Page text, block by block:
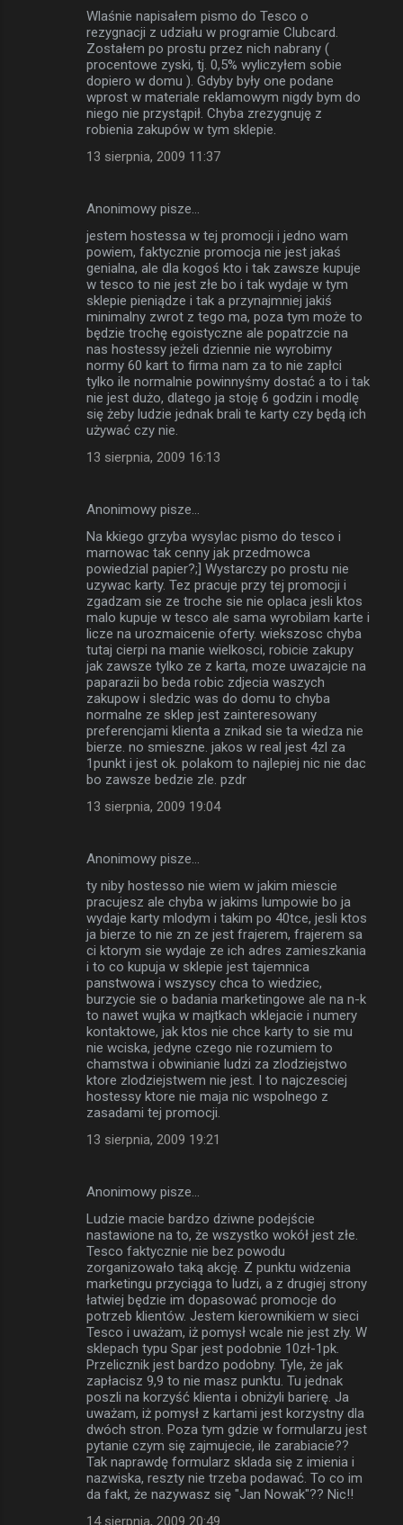
Wlaśnie napisałem pismo do Tesco o
rezygnacji z udziału w programie Clubcard.
Zostałem po prostu przez nich nabrany (
procentowe zyski, tj. 0,5% wyliczyłem sobie
dopiero w domu ). Gdyby były one podane
wprost w materiale reklamowym nigdy bym do
niego nie przystąpił. Chyba zrezygnuję z
robienia zakupów w tym sklepie.
13 sierpnia, 2009 11:37
Anonimowy pisze…
jestem hostessa w tej promocji i jedno wam
powiem, faktycznie promocja nie jest jakaś
genialna, ale dla kogoś kto i tak zawsze kupuje
w tesco to nie jest złe bo i tak wydaje w tym
sklepie pieniądze i tak a przynajmniej jakiś
minimalny zwrot z tego ma, poza tym może to
będzie trochę egoistyczne ale popatrzcie na
nas hostessy jeżeli dziennie nie wyrobimy
normy 60 kart to firma nam za to nie zapłci
tylko ile normalnie powinnyśmy dostać a to i tak
nie jest dużo, dlatego ja stoję 6 godzin i modlę
się żeby ludzie jednak brali te karty czy będą ich
używać czy nie.
13 sierpnia, 2009 16:13
Anonimowy pisze…
Na kkiego grzyba wysylac pismo do tesco i
marnowac tak cenny jak przedmowca
powiedzial papier?;] Wystarczy po prostu nie
uzywac karty. Tez pracuje przy tej promocji i
zgadzam sie ze troche sie nie oplaca jesli ktos
malo kupuje w tesco ale sama wyrobilam karte i
licze na urozmaicenie oferty. wiekszosc chyba
tutaj cierpi na manie wielkosci, robicie zakupy
jak zawsze tylko ze z karta, moze uwazajcie na
paparazii bo beda robic zdjecia waszych
zakupow i sledzic was do domu to chyba
normalne ze sklep jest zainteresowany
preferencjami klienta a znikad sie ta wiedza nie
bierze. no smieszne. jakos w real jest 4zl za
1punkt i jest ok. polakom to najlepiej nic nie dac
bo zawsze bedzie zle. pzdr
13 sierpnia, 2009 19:04
Anonimowy pisze…
ty niby hostesso nie wiem w jakim miescie
pracujesz ale chyba w jakims lumpowie bo ja
wydaje karty mlodym i takim po 40tce, jesli ktos
ja bierze to nie zn ze jest frajerem, frajerem sa
ci ktorym sie wydaje ze ich adres zamieszkania
i to co kupuja w sklepie jest tajemnica
panstwowa i wszyscy chca to wiedziec,
burzycie sie o badania marketingowe ale na n-k
to nawet wujka w majtkach wklejacie i numery
kontaktowe, jak ktos nie chce karty to sie mu
nie wciska, jedyne czego nie rozumiem to
chamstwa i obwinianie ludzi za zlodziejstwo
ktore zlodziejstwem nie jest. I to najczesciej
hostessy ktore nie maja nic wspolnego z
zasadami tej promocji.
13 sierpnia, 2009 19:21
Anonimowy pisze…
Ludzie macie bardzo dziwne podejście
nastawione na to, że wszystko wokół jest złe.
Tesco faktycznie nie bez powodu
zorganizowało taką akcję. Z punktu widzenia
marketingu przyciąga to ludzi, a z drugiej strony
łatwiej będzie im dopasować promocje do
potrzeb klientów. Jestem kierownikiem w sieci
Tesco i uważam, iż pomysł wcale nie jest zły. W
sklepach typu Spar jest podobnie 10zł-1pk.
Przelicznik jest bardzo podobny. Tyle, że jak
zapłacisz 9,9 to nie masz punktu. Tu jednak
poszli na korzyść klienta i obniżyli barierę. Ja
uważam, iż pomysł z kartami jest korzystny dla
dwóch stron. Poza tym gdzie w formularzu jest
pytanie czym się zajmujecie, ile zarabiacie??
Tak naprawdę formularz sklada się z imienia i
nazwiska, reszty nie trzeba podawać. To co im
da fakt, że nazywasz się "Jan Nowak"?? Nic!!
14 sierpnia, 2009 20:49